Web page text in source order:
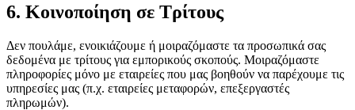
6. Κοινοποίηση σε Τρίτους
Δεν πουλάμε, ενοικιάζουμε ή μοιραζόμαστε τα προσωπικά σας
δεδομένα με τρίτους για εμπορικούς σκοπούς. Μοιραζόμαστε
πληροφορίες μόνο με εταιρείες που μας βοηθούν να παρέχουμε τις
υπηρεσίες μας (π.χ. εταιρείες μεταφορών, επεξεργαστές
πληρωμών).